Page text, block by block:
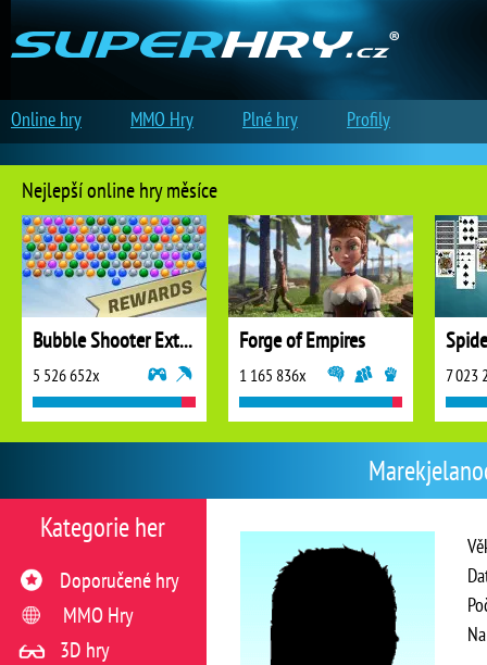
Kategorie her
Doporučené hry
MMO Hry
3D hry
Nejlepší online hry měsíce
Bubble Shooter Extreme
5 526 652x
Forge of Empires
1 165 836x 7 023
Online hry MMO Hry Plné hry Profily